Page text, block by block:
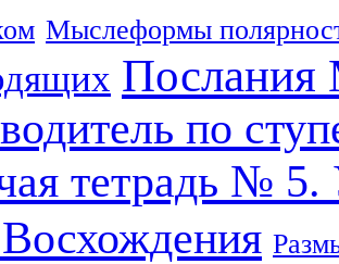
Мыслеформы
Послания
по
тетрадь №